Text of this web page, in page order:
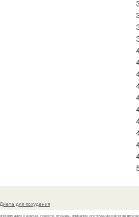
для похудения
о диетах, новости, отзывы, описания, инструкции и многое другое